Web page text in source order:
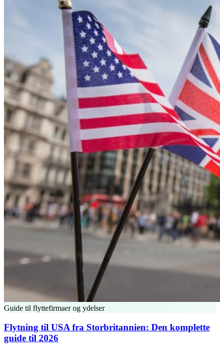
Guide til flyttefirmaer og ydelser
Flytning til USA fra Storbritannien: Den komplette
guide til 2026